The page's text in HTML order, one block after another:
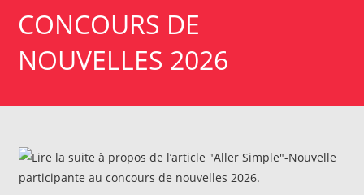
CONCOURS DE
NOUVELLES 2026